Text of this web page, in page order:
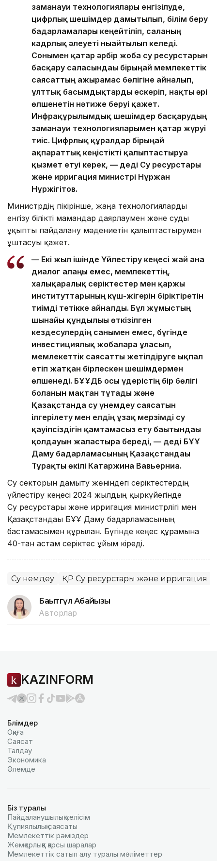
заманауи технологиялары енгізілуде,
цифрлық шешімдер дамытылып, білім беру
бағдарламалары кеңейтіліп, саланың
кадрлық әлеуеті нығайтылып келеді.
Сонымен қатар әрбір жоба су ресурстарын
басқару саласындағы бірыңғай мемлекеттік
саясаттың ажырамас бөлігіне айналып,
ұлттық басымдықтарды ескеріп, нақты әрі
өлшенетін нәтиже беруі қажет.
Инфрақұрылымдық шешімдер басқарудың
заманауи технологияларымен қатар жүруі
тиіс. Цифрлық құралдар бірыңғай
ақпараттық кеңістікті қалыптастыруға
қызмет етуі керек, — деді Су ресурстары
және ирригация министрі Нұржан
Нұржігітов.
Министрдің пікірінше, жаңа технологияларды
енгізу білікті мамандар даярлаумен және суды
ұқыпты пайдалану мәдениетін қалыптастырумен
ұштасуы қажет.
— Екі жыл ішінде Үйлестіру кеңесі жай ғана
диалог алаңы емес, мемлекеттің,
халықаралық серіктестер мен қаржы
институттарының күш-жігерін біріктіретін
тиімді тетікке айналды. Бұл жұмыстың
шынайы құндылығы өткізілген
кездесулердің санымен емес, бүгінде
инвестициялық жобаларға ұласып,
мемлекеттік саясатты жетілдіруге ықпал
етіп жатқан бірлескен шешімдермен
өлшенеді. БҰҰДБ осы үдерістің бір бөлігі
болғанын мақтан тұтады және
Қазақстанда су үнемдеу саясатын
ілгерілету мен елдің ұзақ мерзімді су
қауіпсіздігін қамтамасыз ету бағытындағы
қолдауын жалғастыра береді, — деді БҰҰ
Даму бағдарламасының Қазақстандағы
Тұрақты өкілі Катаржина Вавьерниа.
Су секторын дамыту жөніндегі серіктестердің
үйлестіру кеңесі 2024 жылдың қыркүйегінде
Су ресурстары және ирригация министрлігі мен
Қазақстандағы БҰҰ Даму бағдарламасының
бастамасымен құрылған. Бүгінде кеңес құрамына
40-тан астам серіктес ұйым кіреді.
Су үнемдеу ҚР Су ресурстары және ирригация
Бақытгүл Абайқызы
Авторлар
KAZINFORM
Бөлімдер
Оқиға
Саясат
Талдау
Экономика
Әлемде
Біз туралы
Пайдаланушылық келiciм
Құпиялылық саясаты
Мемлекеттік рәміздер
Жемқорлыққа қарсы шаралар
Мемлекеттік сатып алу туралы мәлiметтер